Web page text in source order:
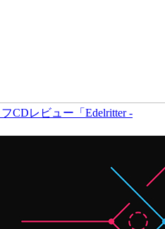
CDレビュー「Edelritter -